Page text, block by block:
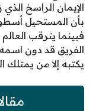
الإيمان الراسخ
بأن المستحيل
فبينما يترقب
الفريق قد دون اسمه
يكتبه إلا من يمتلك